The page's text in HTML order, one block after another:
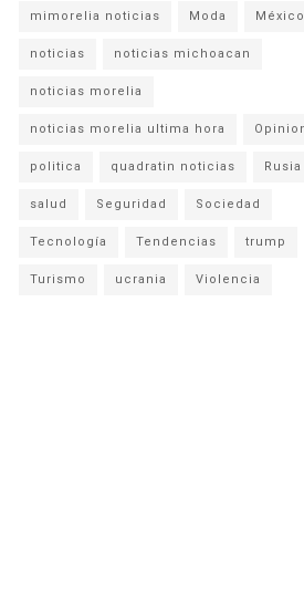
mimorelia noticias Moda México
noticias noticias michoacan
noticias morelia
noticias morelia ultima hora
politica quadratin noticias Rusia
salud Seguridad Sociedad
Tecnología Tendencias trump
Turismo ucrania Violencia